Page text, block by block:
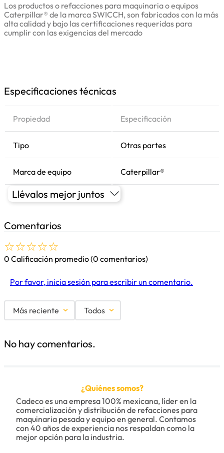
Los productos o refacciones para maquinaria o equipos
Caterpillar® de la marca SWICCH, son fabricados con la más
alta calidad y bajo las certificaciones requeridas para
cumplir con las exigencias del mercado
Especificaciones técnicas
Propiedad Especificación
Tipo Otras partes
Marca de equipo Caterpillar®
Llévalos mejor juntos
Comentarios
☆☆☆☆☆
0 Calificación promedio(0 comentarios)
Por favor, inicia sesión para escribir un comentario.
Más reciente Todos
No hay comentarios.
¿Quiénes somos?
Cadeco es una empresa 100% mexicana, líder en la
comercialización y distribución de refacciones para
maquinaria pesada y equipo en general. Contamos
con 40 años de experiencia nos respaldan como la
mejor opción para la industria.